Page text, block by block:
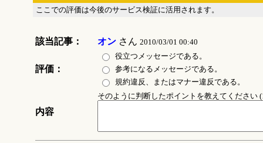
ここでの評価は今後のサービス検証に活用されます。
該当記事： オンさん 2010/03/01 00:40
評価：
役立つメッセージである。
参考になるメッセージである。
規約違反、またはマナー違反である。
内容
そのように判断したポイントを教えてください